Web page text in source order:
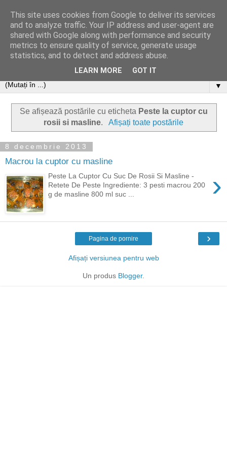
▼
Se afișează postările cu eticheta Peste la cuptor cu
rosii si masline. Afișați toate postările
8 decembrie 2013
Macrou la cuptor cu masline
›
Peste La Cuptor Cu Suc De Rosii Si Masline -
Retete De Peste Ingrediente: 3 pesti macrou 200
g de masline 800 ml suc ...
›
Pagina de pornire
Afișați versiunea pentru web
Un produs Blogger.
This site uses cookies from Google to deliver its services
and to analyze traffic. Your IP address and user-agent are
shared with Google along with performance and security
metrics to ensure quality of service, generate usage
statistics, and to detect and address abuse.
LEARN MORE GOT IT